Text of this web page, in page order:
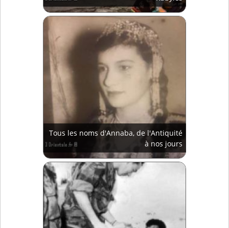
Tous les noms d'Annaba, de l'Antiquité
à nos jours